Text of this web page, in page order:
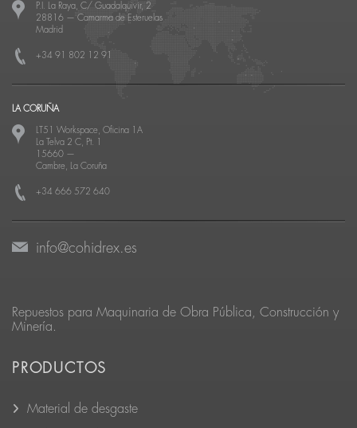
P.I. La Raya, C/ Guadalquivir, 2
28816 — Camarma de Esteruelas
Madrid
+34 91 802 12 91
LA CORUÑA
LT51 Workspace, Oficina 1A
La Telva 2 C, Pt. 1
15660 —
Cambre, La Coruña
+34 666 572 640
info@cohidrex.es
Repuestos para Maquinaria de Obra Pública, Construcción y
Minería.
PRODUCTOS
Material de desgaste